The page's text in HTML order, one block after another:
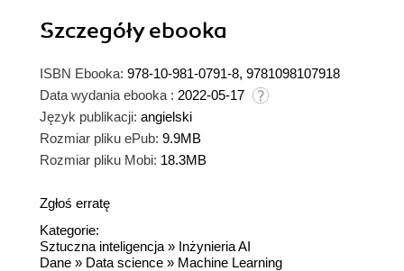
Szczegółyebooka
ISBN Ebooka: 978-10-981-0791-8, 9781098107918
Data wydania ebooka : 2022-05-17
Język publikacji: angielski
Rozmiar pliku ePub: 9.9MB
Rozmiar pliku Mobi: 18.3MB
Zgłoś erratę
Kategorie:
Sztuczna inteligencja » Inżynieria AI
Dane » Data science » Machine Learning